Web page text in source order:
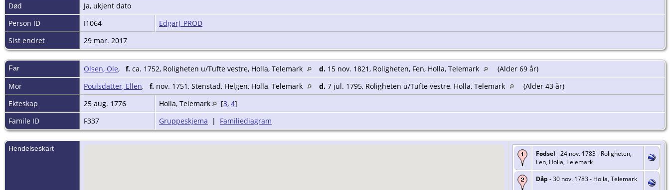
Død
Ja, ukjent dato
Person ID
I1064
EdgarJ_PROD
Sist endret
29 mar. 2017
Far Olsen, Ole, f. ca. 1752, Roligheten u/Tufte vestre, Holla, Telemark d. 15 nov. 1821, Roligheten, Fen, Holla, Telemark
(Alder 69 år)
Mor
Poulsdatter, Ellen, f. nov. 1751, Stenstad, Helgen, Holla, Telemark d. 7 jul. 1795, Roligheten u/Tufte vestre, Holla, Telemark
(Alder 43 år)
Ekteskap
25 aug. 1776 Holla, Telemark [3, 4]
Famile ID
F337 Gruppeskjema | Familiediagram
Hendelseskart
Fødsel - 24 nov. 1783 - Roligheten,
Fen, Holla, Telemark
Dåp - 30 nov. 1783 - Holla, Telemark